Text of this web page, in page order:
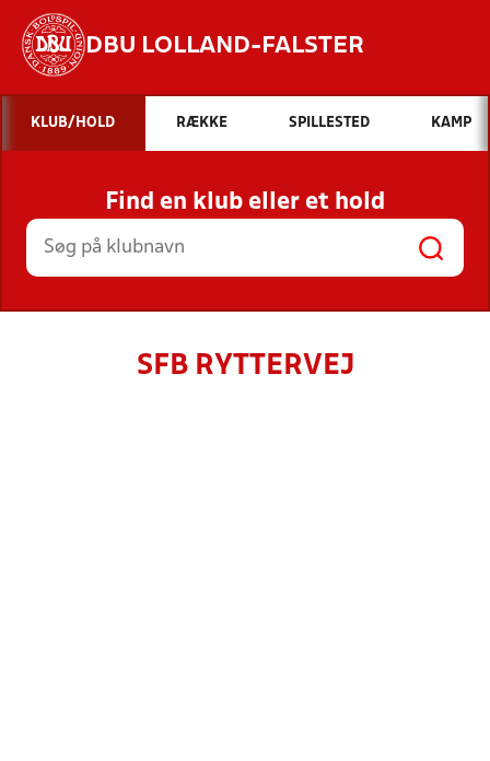
DBU LOLLAND-FALSTER
Hvad vil du søge efter?
INDHOLD OG NYHEDER
STILLINGER, RESULTATER, KLUBBER OG
HOLD
KLUB/HOLD RÆKKE SPILLESTED KAMP
Find en klub eller et hold
SFB RYTTERVEJ